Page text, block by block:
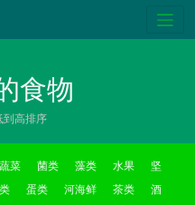
食物
到高排序
蔬菜 菌类 藻类 水果
坚
蛋类 河海鲜 茶类
酒